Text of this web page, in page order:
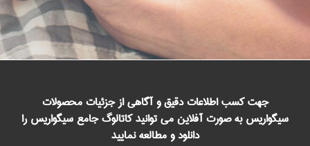
جهت کسب اطلاعات دقیق و آگاهی از جزئیات محصولات
سیگواریس به صورت آفلاین می توانید کاتالوگ جامع سیگواریس را
دانلود و مطالعه نمایید